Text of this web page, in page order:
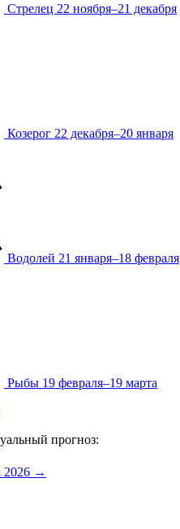
Стрелец 22 ноября–21 декабря
Козерог 22 декабря–20 января
Водолей 21 января–18 февраля
Рыбы 19 февраля–19 марта
прогноз:
2026 →